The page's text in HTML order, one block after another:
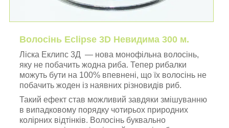
Волосінь Eclipse 3D Невидима 300 м.
Ліска Еклипс 3Д — нова монофільна волосінь,
яку не побачить жодна риба. Тепер рибалки
можуть бути на 100% впевнені, що їх волосінь не
побачить жоден із наявних різновидів риб.
Такий ефект став можливий завдяки змішуванню
в випадковому порядку чотирьох природних
колірних відтінків. Волосінь буквально